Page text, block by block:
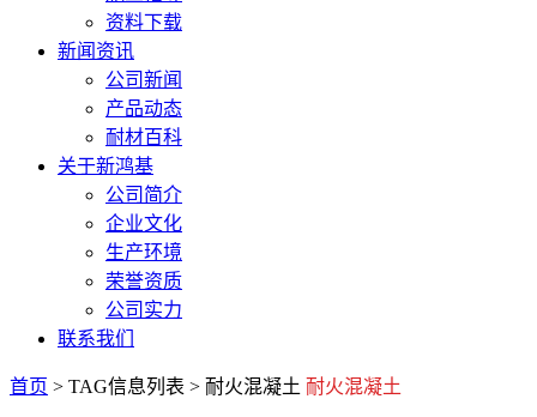
资料下载
新闻资讯
公司新闻
产品动态
耐材百科
关于新鸿基
公司简介
企业文化
生产环境
荣誉资质
公司实力
联系我们
首页 > TAG信息列表 > 耐火混凝土 耐火混凝土